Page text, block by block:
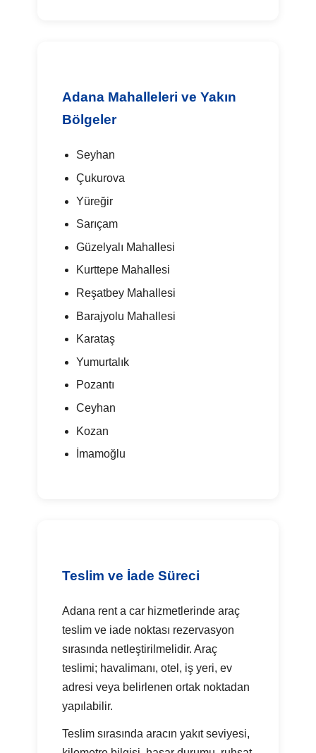
Adana Mahalleleri ve Yakın
Bölgeler
Seyhan
Çukurova
Yüreğir
Sarıçam
Güzelyalı Mahallesi
Kurttepe Mahallesi
Reşatbey Mahallesi
Barajyolu Mahallesi
Karataş
Yumurtalık
Pozantı
Ceyhan
Kozan
İmamoğlu
Teslim ve İade Süreci
Adana rent a car hizmetlerinde araç
teslim ve iade noktası rezervasyon
sırasında netleştirilmelidir. Araç
teslimi; havalimanı, otel, iş yeri, ev
adresi veya belirlenen ortak noktadan
yapılabilir.
Teslim sırasında aracın yakıt seviyesi,